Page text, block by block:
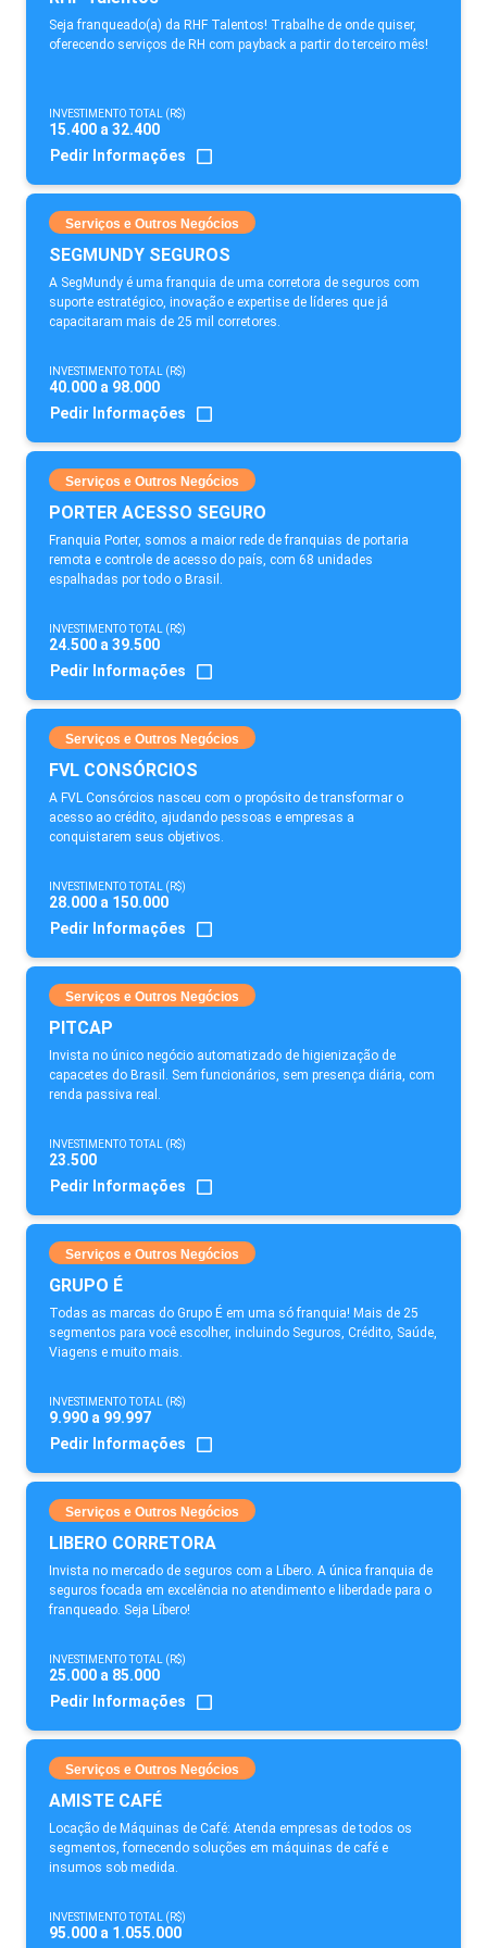
Seja franqueado(a) da RHF Talentos! Trabalhe de onde quiser,
oferecendo serviços de RH com payback a partir do terceiro mês!
INVESTIMENTO TOTAL (R$)
15.400 a 32.400
Pedir Informações
Serviços e Outros Negócios
SEGMUNDY SEGUROS
A SegMundy é uma franquia de uma corretora de seguros com
suporte estratégico, inovação e expertise de líderes que já
capacitaram mais de 25 mil corretores.
INVESTIMENTO TOTAL (R$)
40.000 a 98.000
Pedir Informações
Serviços e Outros Negócios
PORTER ACESSO SEGURO
Franquia Porter, somos a maior rede de franquias de portaria
remota e controle de acesso do país, com 68 unidades
espalhadas por todo o Brasil.
INVESTIMENTO TOTAL (R$)
24.500 a 39.500
Pedir Informações
Serviços e Outros Negócios
FVL CONSÓRCIOS
A FVL Consórcios nasceu com o propósito de transformar o
acesso ao crédito, ajudando pessoas e empresas a
conquistarem seus objetivos.
INVESTIMENTO TOTAL (R$)
28.000 a 150.000
Pedir Informações
Serviços e Outros Negócios
PITCAP
Invista no único negócio automatizado de higienização de
capacetes do Brasil. Sem funcionários, sem presença diária, com
renda passiva real.
INVESTIMENTO TOTAL (R$)
23.500
Pedir Informações
Serviços e Outros Negócios
GRUPO É
Todas as marcas do Grupo É em uma só franquia! Mais de 25
segmentos para você escolher, incluindo Seguros, Crédito, Saúde,
Viagens e muito mais.
INVESTIMENTO TOTAL (R$)
9.990 a 99.997
Pedir Informações
Serviços e Outros Negócios
LIBERO CORRETORA
Invista no mercado de seguros com a Líbero. A única franquia de
seguros focada em excelência no atendimento e liberdade para o
franqueado. Seja Líbero!
INVESTIMENTO TOTAL (R$)
25.000 a 85.000
Pedir Informações
Serviços e Outros Negócios
AMISTE CAFÉ
Locação de Máquinas de Café: Atenda empresas de todos os
segmentos, fornecendo soluções em máquinas de café e
insumos sob medida.
INVESTIMENTO TOTAL (R$)
95.000 a 1.055.000